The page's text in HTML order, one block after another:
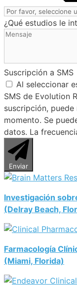
¿Qué estudios le
Suscripción a SMS
Al seleccionar
SMS de Evolution
suscripción, puede
momento. Se
datos. La
Enviar
Investigación
(Delray Beach,
Farmacología
(Miami, Florida)